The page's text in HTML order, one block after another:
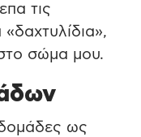
τις
σώμα μου.
ως